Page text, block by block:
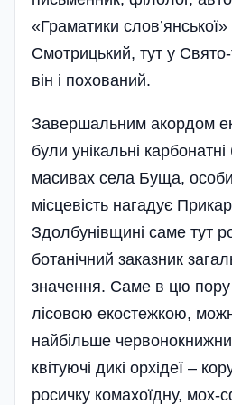
«Граматики
Смотрицький, тут у Свято-
він і похований.
Завершальним акордом
були унікальні
масивах села Буща,
місцевість нагадує
Здолбунівщині саме тут
ботанічний заказник
значення. Саме в цю пору
лісовою екостежкою,
найбільше
квітуючі дикі орхідеї –
росичку комахоїдну, мох-